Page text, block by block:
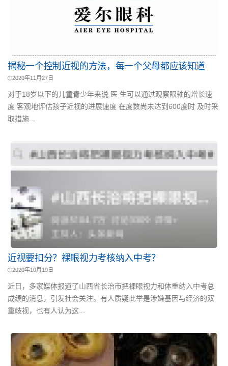
揭秘一个控制近视的方法，每一个父母都应该知道
2020年11月27日
对于18岁以下的儿童青少年来说 医 生可以通过观察眼轴的增长速
度 客观地评估孩子近视的进展速度 在度数尚未达到600度时 及时采
取措施...
近视要扣分？裸眼视力考核纳入中考？
2020年10月19日
近日，多家媒体报道了山西省长治市把裸眼视力和体重纳入中考总
成绩的消息，引发社会关注。有人质疑此举是涉嫌基因与经济的双
重歧视，也有人认为这...